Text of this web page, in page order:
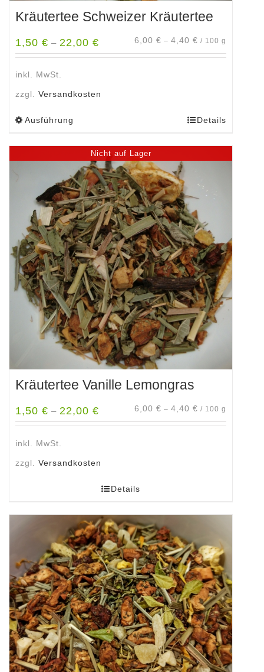
Kräutertee Schweizer Kräutertee
1,50 € – 22,00 € 6,00 € – 4,40 € / 100 g
inkl. MwSt.
zzgl. Versandkosten
Ausführung
weist
mehrere
Varianten
auf.
Die
Optionen
können
auf
der
Produktseite
gewählt
werden
Details
Nicht auf Lager
Kräutertee Vanille Lemongras
1,50 € – 22,00 € 6,00 € – 4,40 € / 100 g
inkl. MwSt.
zzgl. Versandkosten
Details